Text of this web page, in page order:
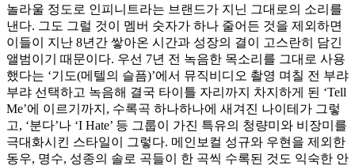
놀라울 정도로 인피니트라는 브랜드가 지닌 그대로의 소리를
낸다. 그도 그럴 것이 멤버 숫자가 하나 줄어든 것을 제외하면
이들이 지난 8년간 쌓아온 시간과 성장의 결이 고스란히 담긴
앨범이기 때문이다. 우선 7년 전 녹음한 목소리를 그대로 사용
했다는 ‘기도(메텔의 슬픔)’에서 뮤직비디오 촬영 며칠 전 부랴
부랴 선택하고 녹음해 결국 타이틀 자리까지 차지하게 된 ‘Tell
Me’에 이르기까지, 수록곡 하나하나에 새겨진 나이테가 그렇
고, ‘분다’나 ‘I Hate’ 등 그룹이 가진 특유의 청량미와 비장미를
극대화시킨 스타일이 그렇다. 메인보컬 성규와 우현을 제외한
동우, 명수, 성종의 솔로 곡들이 한 곡씩 수록된 것도 익숙한 안